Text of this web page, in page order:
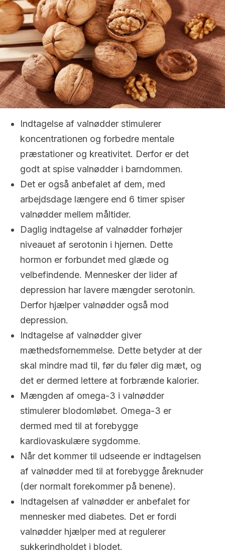
Indtagelse af valnødder stimulerer
koncentrationen og forbedre mentale
præstationer og kreativitet. Derfor er det
godt at spise valnødder i barndommen.
Det er også anbefalet af dem, med
arbejdsdage længere end 6 timer spiser
valnødder mellem måltider.
Daglig indtagelse af valnødder forhøjer
niveauet af serotonin i hjernen. Dette
hormon er forbundet med glæde og
velbefindende. Mennesker der lider af
depression har lavere mængder serotonin.
Derfor hjælper valnødder også mod
depression.
Indtagelse af valnødder giver
mæthedsfornemmelse. Dette betyder at der
skal mindre mad til, før du føler dig mæt, og
det er dermed lettere at forbrænde kalorier.
Mængden af omega-3 i valnødder
stimulerer blodomløbet. Omega-3 er
dermed med til at forebygge
kardiovaskulære sygdomme.
Når det kommer til udseende er indtagelsen
af valnødder med til at forebygge åreknuder
(der normalt forekommer på benene).
Indtagelsen af valnødder er anbefalet for
mennesker med diabetes. Det er fordi
valnødder hjælper med at regulerer
sukkerindholdet i blodet.